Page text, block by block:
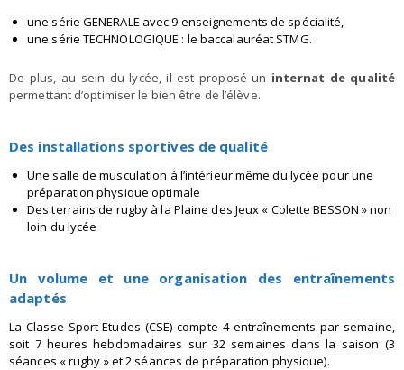
une série GENERALE avec 9 enseignements de spécialité,
une série TECHNOLOGIQUE : le baccalauréat STMG.
De plus, au sein du lycée, il est proposé un internat de qualité
permettant d’optimiser le bien être de l’élève.
Des installations sportives de qualité
Une salle de musculation à l’intérieur même du lycée pour une
préparation physique optimale
Des terrains de rugby à la Plaine des Jeux « Colette BESSON » non
loin du lycée
Un volume et une organisation des entraînements
adaptés
La Classe Sport-Etudes (CSE) compte 4 entraînements par semaine,
soit 7 heures hebdomadaires sur 32 semaines dans la saison (3
séances « rugby » et 2 séances de préparation physique).